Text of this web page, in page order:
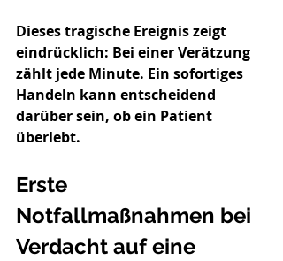
Dieses tragische Ereignis zeigt
eindrücklich: Bei einer Verätzung
zählt jede Minute. Ein sofortiges
Handeln kann entscheidend
darüber sein, ob ein Patient
überlebt.
Erste
Notfallmaßnahmen bei
Verdacht auf eine